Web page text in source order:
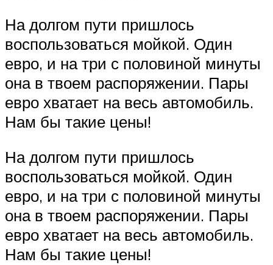
На долгом пути пришлось
воспользоваться мойкой. Один
евро, и на три с половиной минуты
она в твоем распоряжении. Пары
евро хватает на весь автомобиль.
Нам бы такие цены!
На долгом пути пришлось
воспользоваться мойкой. Один
евро, и на три с половиной минуты
она в твоем распоряжении. Пары
евро хватает на весь автомобиль.
Нам бы такие цены!